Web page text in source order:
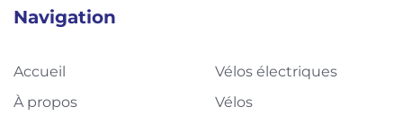
Navigation
Accueil
À propos
Vélos électriques
Vélos